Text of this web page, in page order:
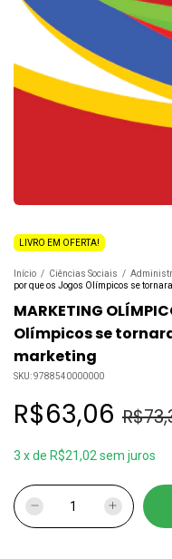
LIVRO EM OFERTA!
Início / Ciências Sociais /
por que os Jogos Olímpicos se
MARKETING
Olímpicos se
marketing
SKU:9788540000000
R$63,06
3 xde R$21,02 sem juros